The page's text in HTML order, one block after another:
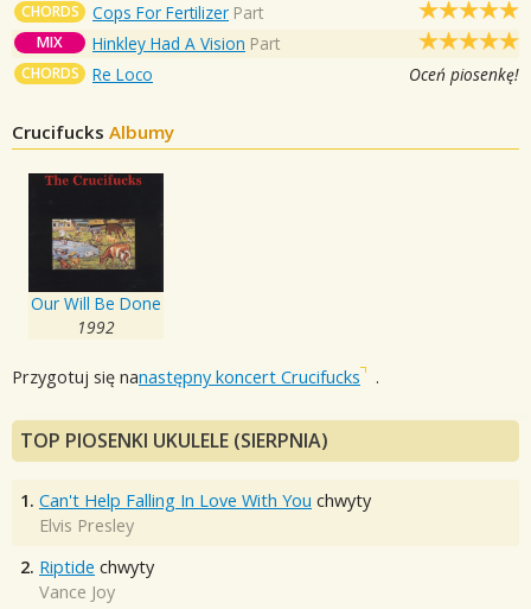
CHORDS Cops For Fertilizer Part
MIX Hinkley Had A Vision Part
CHORDS Re Loco Oceń piosenkę!
Crucifucks Albumy
Our Will Be Done
1992
Przygotuj się nanastępny koncert Crucifucks .
TOP PIOSENKI UKULELE (SIERPNIA)
1. Can't Help Falling In Love With You chwyty
Elvis Presley
2. Riptide chwyty
Vance Joy